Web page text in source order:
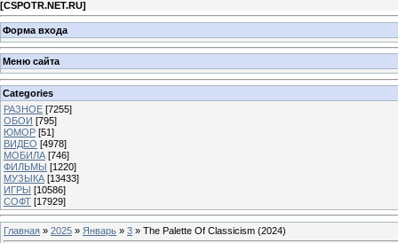
[CSPOTR.NET.RU]
Форма входа
Меню сайта
Categories
РАЗНОЕ [7255]
ОБОИ [795]
ЮМОР [51]
ВИДЕО [4978]
МОБИЛА [746]
ФИЛЬМЫ [1220]
МУЗЫКА [13433]
ИГРЫ [10586]
СОФТ [17929]
Главная » 2025 » Январь » 3 » The Palette Of Classicism (2024)